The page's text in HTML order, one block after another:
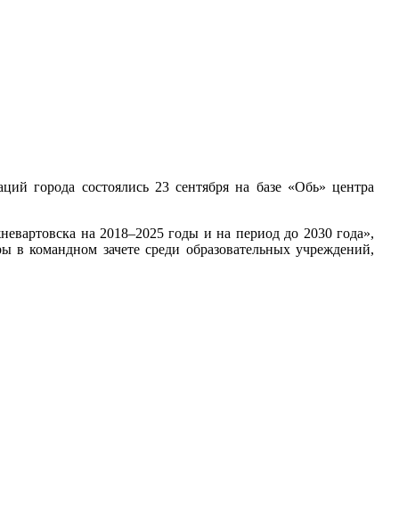
города состоялись 23 сентября на базе «Обь» центра
на 2018–2025 годы и на период до 2030 года»,
командном зачете среди образовательных учреждений,